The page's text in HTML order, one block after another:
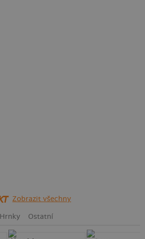
Zobrazit všechny
Hrnky Ostatní